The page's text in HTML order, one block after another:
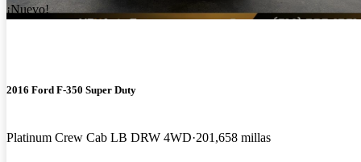
¡Nuevo!
2016 Ford F-350 Super Duty
Platinum Crew Cab LB DRW 4WD 201,658 millas